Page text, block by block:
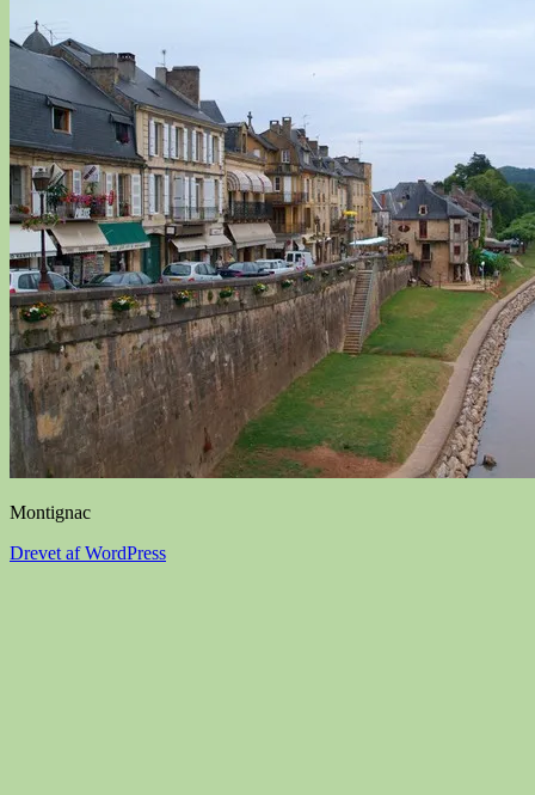
Montignac
Drevet af WordPress